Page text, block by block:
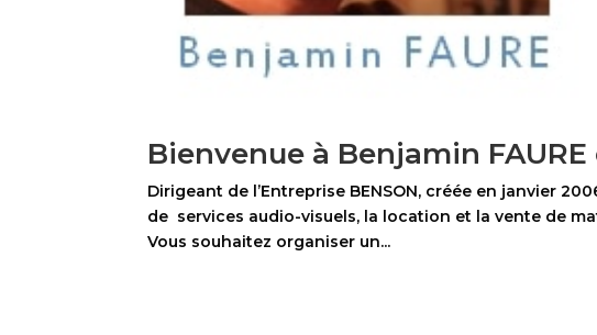
Bienvenue à Benjamin
Dirigeant de l’Entreprise BENSON, créée en janvier
de services audio-visuels, la location et la vente de
Vous souhaitez organiser un...